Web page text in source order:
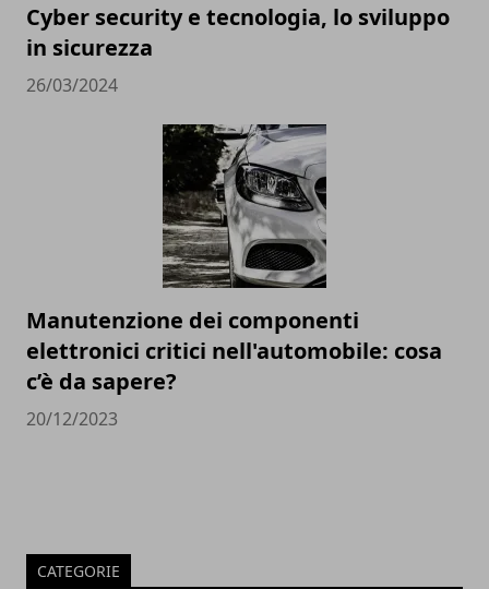
Cyber security e tecnologia, lo sviluppo
in sicurezza
26/03/2024
Manutenzione dei componenti
elettronici critici nell'automobile: cosa
c’è da sapere?
20/12/2023
CATEGORIE